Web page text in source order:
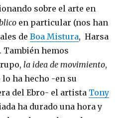
sobre el arte en
en particular (nos han
deBoa Mistura, Harsa
También hemos
la idea de movimiento,
ha hecho -en su
del Ebro- el artista Tony
ha durado una hora y